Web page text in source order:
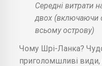
Середні витрати
двох (включаючи
всьому острову)
Чому Шрі-Ланка?
приголомшливі види,